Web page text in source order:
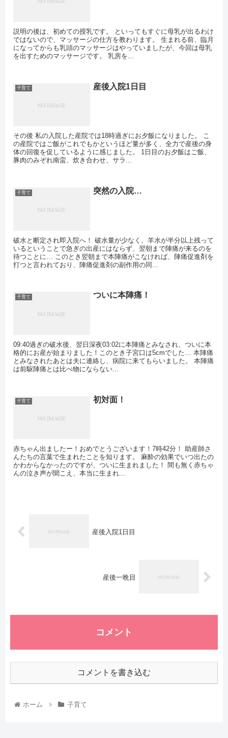
説明の後は、初めての授乳です。 といってもすぐに母乳が出るわけ
ではないので、マッサージの仕方を教わります。 生まれる前、臨月
になってからも乳頭のマッサージはやっていましたが、今回は母乳
を出すためのマッサージです。 乳房を...
子育て 産後入院1日目
その後 私の入院した産院では18時過ぎにお夕飯になりました。 こ
の産院ではご飯がこれでもかというほど量が多く、全力で産後の身
体の回復を促しているように感じました。 1日目のお夕飯はご飯、
豚肉のみぞれ南蛮、炊き合わせ、サラ...
子育て 突然の入院…
破水と断定され即入院へ！ 破水量が少なく、羊水が半分以上残って
いるということで急ぎの出産にはならず、翌朝まで陣痛が来るのを
待つことに… このとき翌朝まで本陣痛がこなければ、陣痛促進剤を
打つと言われており、陣痛促進剤の副作用の同...
子育て ついに本陣痛！
09:40過ぎの破水後、翌日深夜03:02に本陣痛とみなされ、ついに本
格的にお産が始まりました！このとき子宮口は5cmでした… 本陣痛
とみなされたあとは夫に連絡し、病院に来てもらいました。 本陣痛
は前駆陣痛とは比べ物にならない...
子育て 初対面！
赤ちゃん出ましたー！おめでとうございます！7時42分！ 助産師さ
んたちの言葉で生まれたことを知ります。 麻酔の効果でいつ出たの
かわからなかったのですが、ついに生まれました！ 間も無く赤ちゃ
んの泣き声が聞こえ、本当に生まれ...
産後入院1日目
産後一晩目
コメント
コメントを書き込む
ホーム 子育て